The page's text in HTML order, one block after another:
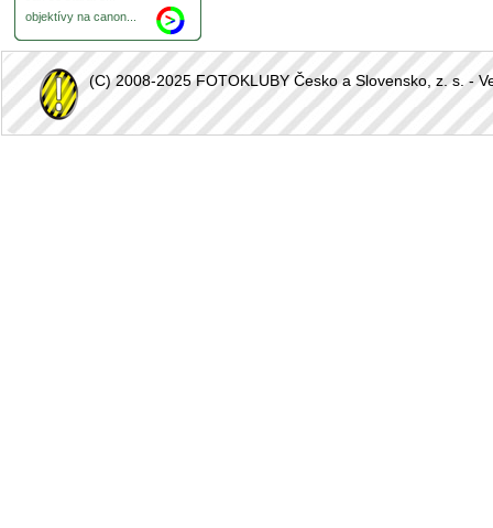
objektívy na canon...
(C) 2008-2025 FOTOKLUBY Česko a Slovensko, z. s. -